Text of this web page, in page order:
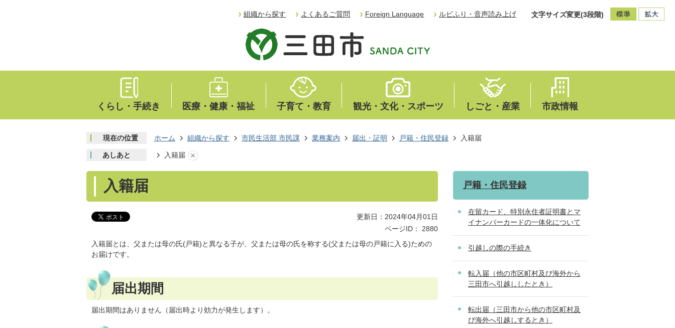
組織から探す よくあるご質問 Foreign Language ルビふり・音声読み上げ 文字サイズ変更(3段階)
くらし・手続き 医療・健康・福祉 子育て・教育 観光・文化・スポーツ しごと・産業 市政情報
現在の位置 ホーム 組織から探す 市民生活部 市民課 業務案内 届出・証明 戸籍・住民登録 入籍届
あしあと 入籍届
入籍届
更新日：2024年04月01日
ページID：
2880
入籍届とは、父または母の氏(戸籍)と異なる子が、父または母の氏を称する(父または母の戸籍に入る)ための
お届けです。
届出期間
届出期間はありません（届出時より効力が発生します）。
戸籍・住民登録
在留カード、特別永住者証明書とマ
イナンバーカードの一体化について
引越しの際の手続き
転入届（他の市区町村及び海外から
三田市へ引越ししたとき）
転出届（三田市から他の市区町村及
び海外へ引越しするとき）